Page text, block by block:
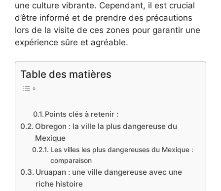
une culture vibrante. Cependant, il est crucial
d’être informé et de prendre des précautions
lors de la visite de ces zones pour garantir une
expérience sûre et agréable.
Table des matières
Points clés à retenir :
Obregon : la ville la plus dangereuse du
Mexique
Les villes les plus dangereuses du Mexique :
comparaison
Uruapan : une ville dangereuse avec une
riche histoire